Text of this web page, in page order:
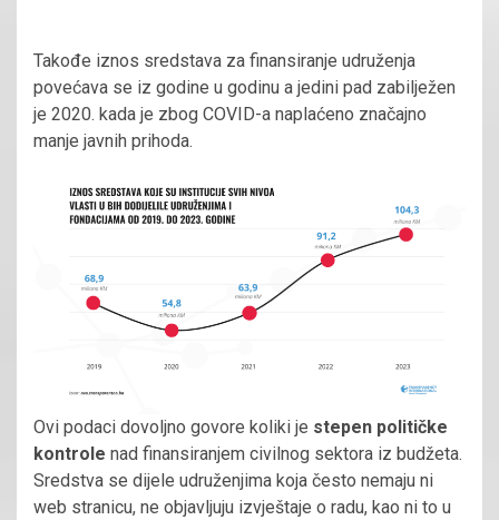
Takođe iznos sredstava za finansiranje udruženja
povećava se iz godine u godinu a jedini pad zabilježen
je 2020. kada je zbog COVID-a naplaćeno značajno
manje javnih prihoda.
Ovi podaci dovoljno govore koliki je stepen političke
kontrole nad finansiranjem civilnog sektora iz budžeta.
Sredstva se dijele udruženjima koja često nemaju ni
web stranicu, ne objavljuju izvještaje o radu, kao ni to u